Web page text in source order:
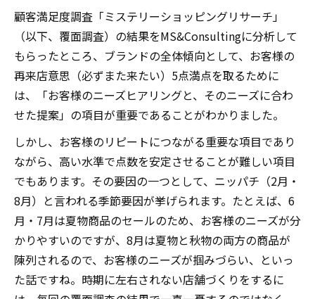
顧客満足度調査「ミステリーショッピングリサーチ」
（以下、覆面調査）の結果をMS&Consultingに分析して
もらったところ、ブランドの全体傾向として、お客様の
再来店意思（必ずまた来たい）5点満点を取るために
は、「お客様のニーズヒアリングと、そのニーズに合わ
せた提案」の項目が重要であることがわかりました。
しかし、お客様のリピートにつながる重要な項目であり
ながら、高い水準で点数を安定させることが難しい項目
でもあります。その要因の一つとして、ニッパチ（2月・
8月）と言われる季節要因が挙げられます。たとえば、6
月・7月は夏物商品のセールのため、お客様のニーズが分
かりやすいのですが、8月は夏物と秋物の両方の商品が
陳列されるので、お客様のニーズが掴みづらい、といっ
た話ですね。時期に左右されない店舗づくりをするに